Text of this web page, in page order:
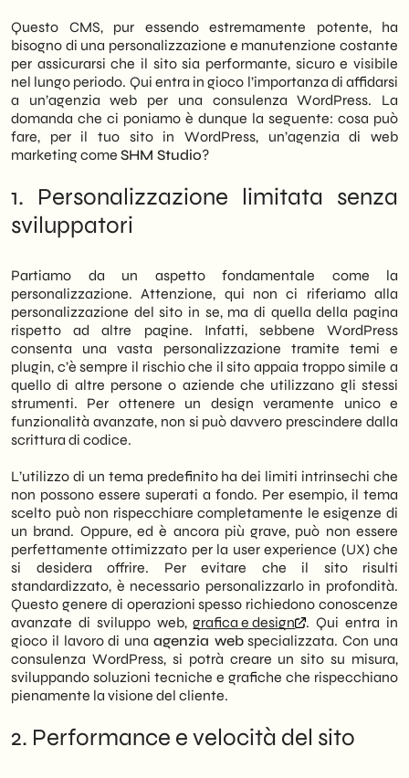
Questo CMS, pur essendo estremamente potente, ha
bisogno di una personalizzazione e manutenzione costante
per assicurarsi che il sito sia performante, sicuro e visibile
nel lungo periodo. Qui entra in gioco l’importanza di affidarsi
a un’agenzia web per una consulenza WordPress. La
domanda che ci poniamo è dunque la seguente: cosa può
fare, per il tuo sito in WordPress, un’agenzia di web
marketing come SHM Studio?
1. Personalizzazione limitata senza
sviluppatori
Partiamo da un aspetto fondamentale come la
personalizzazione. Attenzione, qui non ci riferiamo alla
personalizzazione del sito in se, ma di quella della pagina
rispetto ad altre pagine. Infatti, sebbene WordPress
consenta una vasta personalizzazione tramite temi e
plugin, c’è sempre il rischio che il sito appaia troppo simile a
quello di altre persone o aziende che utilizzano gli stessi
strumenti. Per ottenere un design veramente unico e
funzionalità avanzate, non si può davvero prescindere dalla
scrittura di codice.
L’utilizzo di un tema predefinito ha dei limiti intrinsechi che
non possono essere superati a fondo. Per esempio, il tema
scelto può non rispecchiare completamente le esigenze di
un brand. Oppure, ed è ancora più grave, può non essere
perfettamente ottimizzato per la user experience (UX) che
si desidera offrire. Per evitare che il sito risulti
standardizzato, è necessario personalizzarlo in profondità.
Questo genere di operazioni spesso richiedono conoscenze
avanzate di sviluppo web,grafica e design
. Qui entra in
gioco il lavoro di una agenzia webspecializzata. Con una
consulenza WordPress, si potrà creare un sito su misura,
sviluppando soluzioni tecniche e grafiche che rispecchiano
pienamente la visione del cliente.
2. Performance e velocità del sito